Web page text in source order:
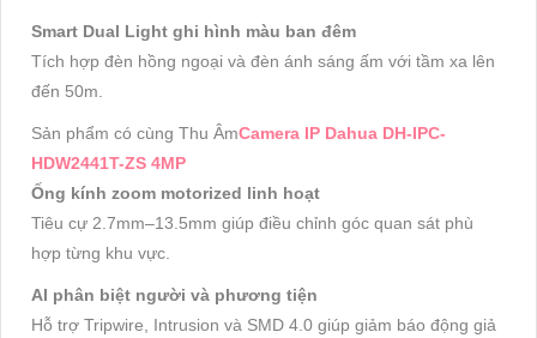
Smart Dual Light ghi hình màu ban đêm
Tích hợp đèn hồng ngoại và đèn ánh sáng ấm với tầm xa lên
đến 50m.
Sản phẩm có cùng Thu ÂmCamera IP Dahua DH-IPC-
HDW2441T-ZS 4MP
Ống kính zoom motorized linh hoạt
Tiêu cự 2.7mm–13.5mm giúp điều chỉnh góc quan sát phù
hợp từng khu vực.
AI phân biệt người và phương tiện
Hỗ trợ Tripwire, Intrusion và SMD 4.0 giúp giảm báo động giả